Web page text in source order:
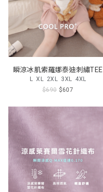
瞬涼冰肌索羅娜泰迪刺繡TEE
L XL 2XL 3XL 4XL
$690 $607